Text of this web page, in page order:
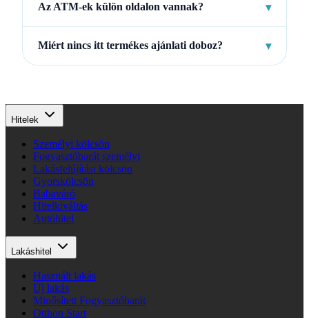
Az ATM-ek külön oldalon vannak? ▾
Miért nincs itt termékes ajánlati doboz? ▾
Hitelek
Személyi kölcsön
Fogyasztóbarát személyi
Lakásfelújítási kölcsön
Gyorskölcsön
Babaváró
Hitelkiváltás
Autóhitel
Lakáshitel
Használt lakás
Új lakás
Minősített Fogyasztóbarát
Otthon Start